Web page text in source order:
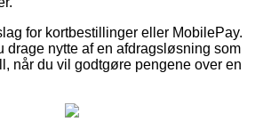
for kortbestillinger eller MobilePay.
drage nytte af en afdragsløsning som
når du vil godtgøre pengene over en